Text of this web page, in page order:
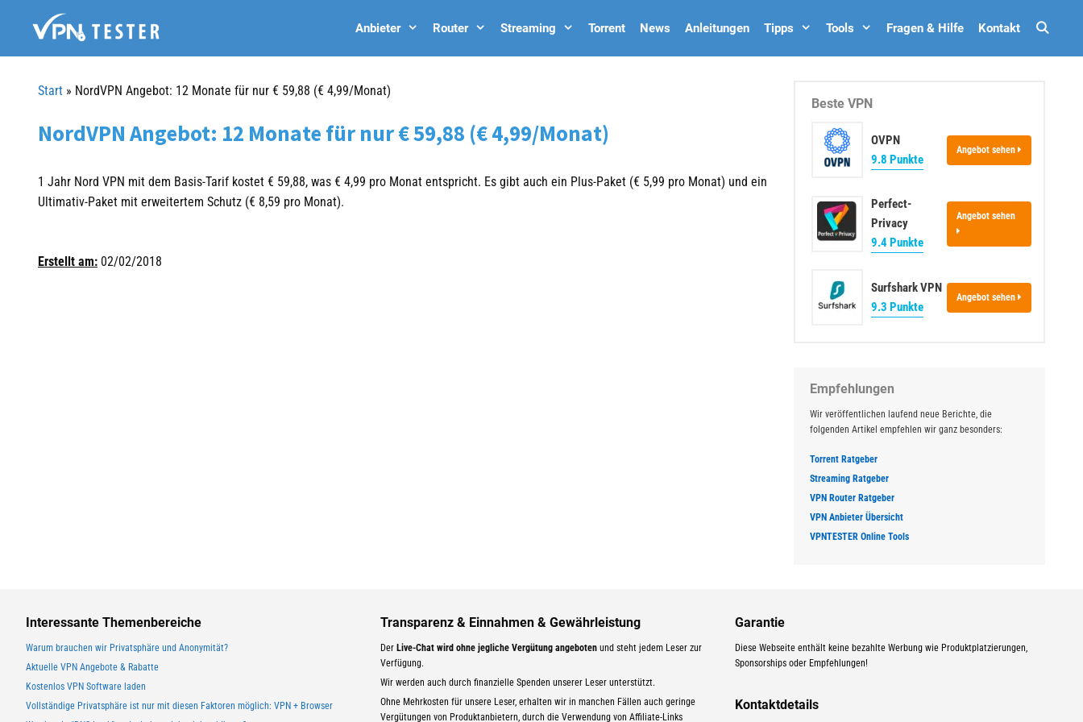
Anbieter Router Streaming Torrent News Anleitungen Tipps Tools Fragen & Hilfe Kontakt
Start » NordVPN Angebot: 12 Monate für nur € 59,88 (€ 4,99/Monat)
NordVPN Angebot: 12 Monate für nur € 59,88 (€ 4,99/Monat)
1 Jahr Nord VPN mit dem Basis-Tarif kostet € 59,88, was € 4,99 pro Monat entspricht. Es gibt auch ein Plus-Paket (€ 5,99 pro Monat) und ein
Ultimativ-Paket mit erweitertem Schutz (€ 8,59 pro Monat).
Erstellt am: 02/02/2018
Beste VPN
OVPN
9.8 Punkte
Angebot sehen
Perfect-
Privacy
9.4 Punkte
Angebot sehen
Surfshark VPN
9.3 Punkte
Angebot sehen
Empfehlungen
Wir veröffentlichen laufend neue Berichte, die
folgenden Artikel empfehlen wir ganz besonders:
Torrent Ratgeber
Streaming Ratgeber
VPN Router Ratgeber
VPN Anbieter Übersicht
VPNTESTER Online Tools
Interessante Themenbereiche
Warum brauchen wir Privatsphäre und Anonymität?
Aktuelle VPN Angebote & Rabatte
Kostenlos VPN Software laden
Vollständige Privatsphäre ist nur mit diesen Faktoren möglich: VPN + Browser
Transparenz & Einnahmen & Gewährleistung
Der Live-Chat wird ohne jegliche Vergütung angebotenund steht jedem Leser zur
Verfügung.
Wir werden auch durch finanzielle Spenden unserer Leser unterstützt.
Ohne Mehrkosten für unsere Leser, erhalten wir in manchen Fällen auch geringe
Vergütungen von Produktanbietern, durch die Verwendung von Affiliate-Links
Garantie
Diese Webseite enthält keine bezahlte Werbung wie Produktplatzierungen,
Sponsorships oder Empfehlungen!
Kontaktdetails